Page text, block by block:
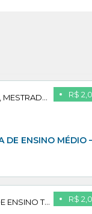
R$
DIPLOMA DE PÓS-GRADUAÇÃO, MBA, DIPLOMA DE ENSINO MÉDIO, MESTRADO – PAGUE APÓS CONFIRMAR
DE ENSINO MÉDIO
R$
VENDA DE DIPLOMA DE ENSINO SUPERIOR – VENDA DE DIPLOMA DE ENSINO TÉCNICO – PAGUE APÓS CONFIRMAR